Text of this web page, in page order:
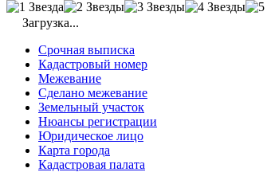
Загрузка...
Срочная выписка
Кадастровый номер
Межевание
Сделано межевание
Земельный участок
Нюансы регистрации
Юридическое лицо
Карта города
Кадастровая палата